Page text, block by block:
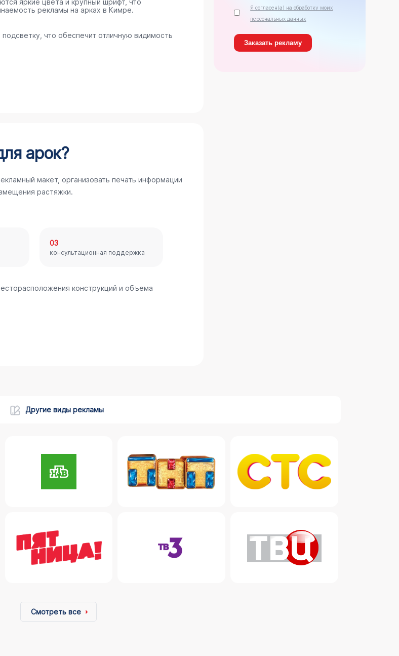
яркие цвета и крупный шрифт, что
рекламы на арках в Кимре.
что обеспечит отличную видимость
арок?
макет, организовать печать информации
растяжки.
03
консультационная поддержка
конструкций и объема
Я согласен(а) на обработку моих
персональных данных
Другие виды рекламы
Смотреть все